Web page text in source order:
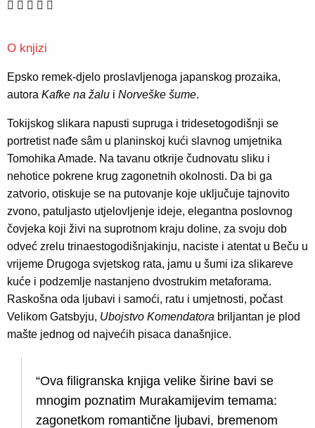
O knjizi
Epsko remek-djelo proslavljenoga japanskog prozaika,
autora Kafke na žalu i Norveške šume.
Tokijskog slikara napusti supruga i tridesetogodišnji se
portretist nađe sâm u planinskoj kući slavnog umjetnika
Tomohika Amade. Na tavanu otkrije čudnovatu sliku i
nehotice pokrene krug zagonetnih okolnosti. Da bi ga
zatvorio, otiskuje se na putovanje koje uključuje tajnovito
zvono, patuljasto utjelovljenje ideje, elegantna poslovnog
čovjeka koji živi na suprotnom kraju doline, za svoju dob
odveć zrelu trinaestogodišnjakinju, naciste i atentat u Beču u
vrijeme Drugoga svjetskog rata, jamu u šumi iza slikareve
kuće i podzemlje nastanjeno dvostrukim metaforama.
Raskošna oda ljubavi i samoći, ratu i umjetnosti, počast
Velikom Gatsbyju, Ubojstvo Komendatora briljantan je plod
mašte jednog od najvećih pisaca današnjice.
“Ova filigranska knjiga velike širine bavi se
mnogim poznatim Murakamijevim temama:
zagonetkom romantične ljubavi, bremenom